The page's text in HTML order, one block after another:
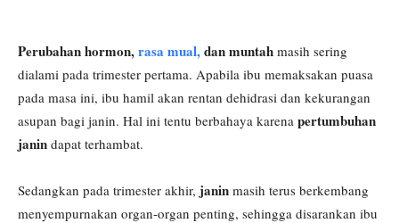
Perubahan hormon,rasa mual,dan muntah masih sering
dialami pada trimester pertama. Apabila ibu memaksakan puasa
pada masa ini, ibu hamil akan rentan dehidrasi dan kekurangan
asupan bagi janin. Hal ini tentu berbahaya karena pertumbuhan
janin dapat terhambat.
Sedangkan pada trimester akhir, janin masih terus berkembang
menyempurnakan organ-organ penting, sehingga disarankan ibu